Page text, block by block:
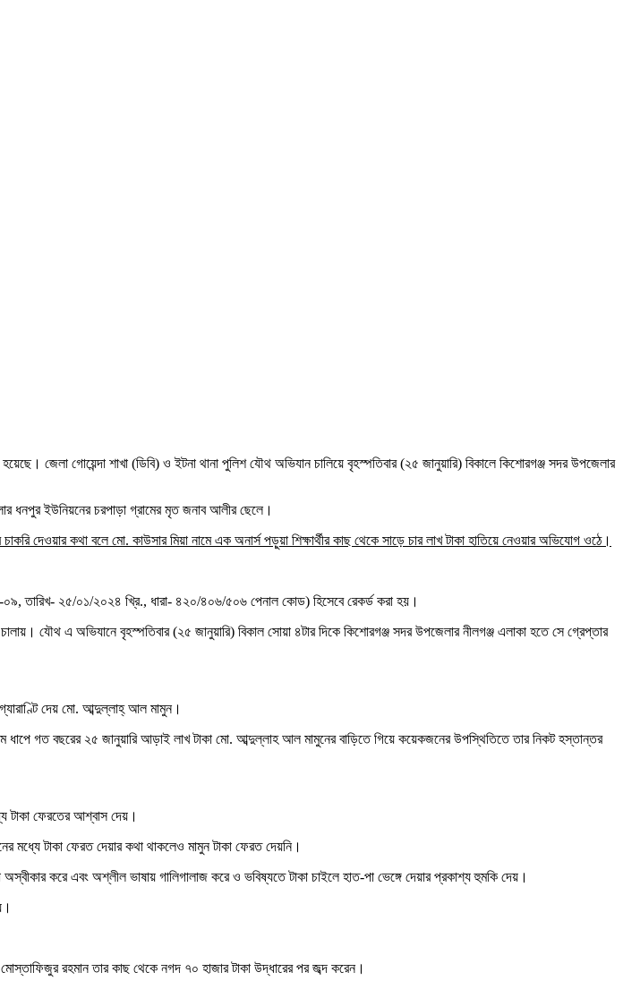
জেলা গোয়েন্দা শাখা (ডিবি) ও ইটনা থানা পুলিশ যৌথ অভিযান চালিয়ে বৃহস্পতিবার (২৫ জানুয়ারি) বিকালে কিশোরগঞ্জ সদর উপজেলার
ধনপুর ইউনিয়নের চরপাড়া গ্রামের মৃত জনাব আলীর ছেলে।
দেওয়ার কথা বলে মো. কাউসার মিয়া নামে এক অনার্স পড়ুয়া শিক্ষার্থীর কাছ থেকে সাড়ে চার লাখ টাকা হাতিয়ে নেওয়ার অভিযোগ ওঠে।
০৯, তারিখ- ২৫/০১/২০২৪ খ্রি., ধারা- ৪২০/৪০৬/৫০৬ পেনাল কোড) হিসেবে রেকর্ড করা হয়।
যৌথ এ অভিযানে বৃহস্পতিবার (২৫ জানুয়ারি) বিকাল সোয়া ৪টার দিকে কিশোরগঞ্জ সদর উপজেলার নীলগঞ্জ এলাকা হতে সে গ্রেপ্তার
গ্যারাণ্টি দেয় মো. আব্দুল্লাহ্ আল মামুন।
গত বছরের ২৫ জানুয়ারি আড়াই লাখ টাকা মো. আব্দুল্লাহ আল মামুনের বাড়িতে গিয়ে কয়েকজনের উপস্থিতিতে তার নিকট হস্তান্তর
টাকা ফেরতের আশ্বাস দেয়।
মধ্যে টাকা ফেরত দেয়ার কথা থাকলেও মামুন টাকা ফেরত দেয়নি।
করে এবং অশ্লীল ভাষায় গালিগালাজ করে ও ভবিষ্যতে টাকা চাইলে হাত-পা ভেঙ্গে দেয়ার প্রকাশ্য হুমকি দেয়।
রহমান তার কাছ থেকে নগদ ৭০ হাজার টাকা উদ্ধারের পর জব্দ করেন।